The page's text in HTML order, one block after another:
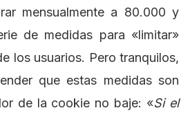
mensualmente a 80.000 y
de medidas para «limitar»
los usuarios. Pero tranquilos,
que estas medidas son
de la cookie no baje: «Si el